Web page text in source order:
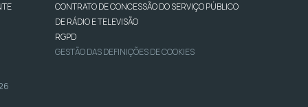
CONTRATO DE CONCESSÃO DO SERVIÇO PÚBLICO
DE RÁDIO E TELEVISÃO
RGPD
GESTÃO DAS DEFINIÇÕES DE COOKIES